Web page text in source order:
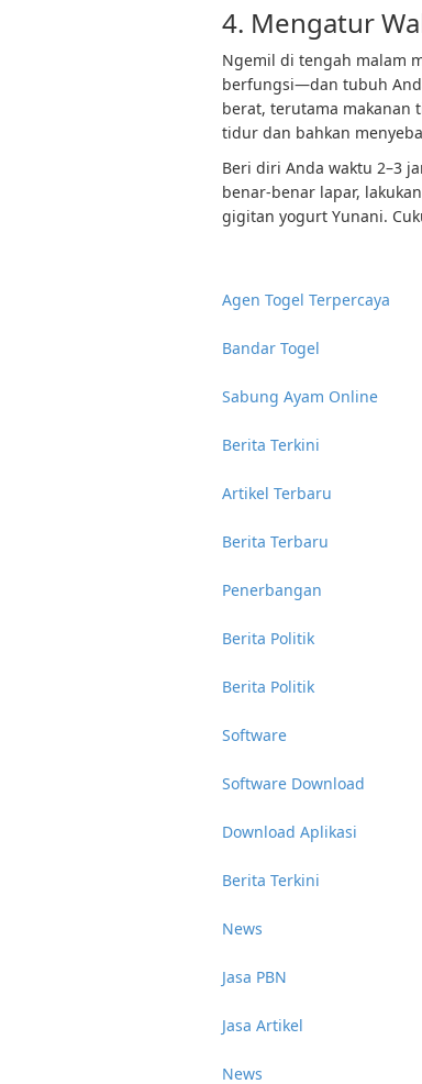
4. Mengatur
Ngemil di tengah malam
berfungsi—dan tubuh
berat, terutama makanan
tidur dan bahkan
Beri diri Anda waktu 2–3
benar-benar lapar,
gigitan yogurt Yunani.
Agen Togel Terpercaya
Bandar Togel
Sabung Ayam Online
Berita Terkini
Artikel Terbaru
Berita Terbaru
Penerbangan
Berita Politik
Berita Politik
Software
Software Download
Download Aplikasi
Berita Terkini
News
Jasa PBN
Jasa Artikel
News